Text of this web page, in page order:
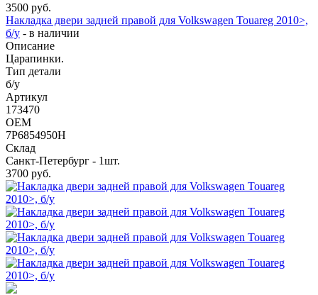
3500 руб.
Накладка двери задней правой для Volkswagen Touareg 2010>,
б/у - в наличии
Описание
Царапинки.
Тип детали
б/у
Артикул
173470
OEM
7P6854950H
Склад
Санкт-Петербург - 1шт.
3700 руб.